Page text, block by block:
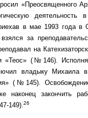
«Преосвященного
деятельность
в мае 1993 года в
за
на
«Теос» (№146).
владыку Михаила в
(№145).
наконец закончить
149).26